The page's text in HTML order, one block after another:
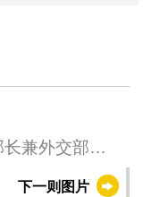
兼外交部长
里斯本会面。
下一则图片